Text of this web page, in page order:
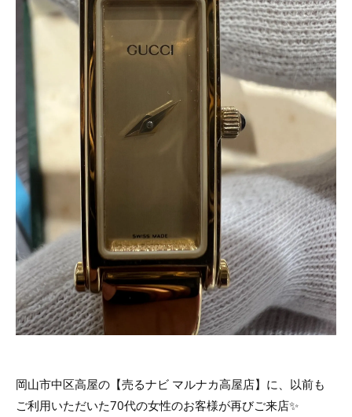
岡山市中区高屋の【売るナビ マルナカ高屋店】に、以前も
ご利用いただいた70代の女性のお客様が再びご来店✨